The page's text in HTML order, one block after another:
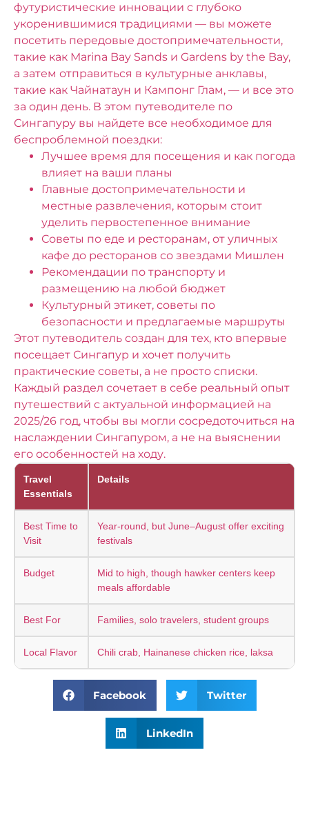
футуристические инновации с глубоко
укоренившимися традициями — вы можете
посетить передовые достопримечательности,
такие как Marina Bay Sands и Gardens by the Bay,
а затем отправиться в культурные анклавы,
такие как Чайнатаун ​​и Кампонг Глам, — и все это
за один день. В этом путеводителе по
Сингапуру вы найдете все необходимое для
беспроблемной поездки:
Лучшее время для посещения и как погода
влияет на ваши планы
Главные достопримечательности и
местные развлечения, которым стоит
уделить первостепенное внимание
Советы по еде и ресторанам, от уличных
кафе до ресторанов со звездами Мишлен
Рекомендации по транспорту и
размещению на любой бюджет
Культурный этикет, советы по
безопасности и предлагаемые маршруты
Этот путеводитель создан для тех, кто впервые
посещает Сингапур и хочет получить
практические советы, а не просто списки.
Каждый раздел сочетает в себе реальный опыт
путешествий с актуальной информацией на
2025/26 год, чтобы вы могли сосредоточиться на
наслаждении Сингапуром, а не на выяснении
его особенностей на ходу.
Travel
Essentials
Details
Best Time to
Visit
Year-round, but June–August offer exciting
festivals
Budget
Mid to high, though hawker centers keep
meals affordable
Best For Families, solo travelers, student groups
Local Flavor Chili crab, Hainanese chicken rice, laksa
Facebook Twitter
LinkedIn